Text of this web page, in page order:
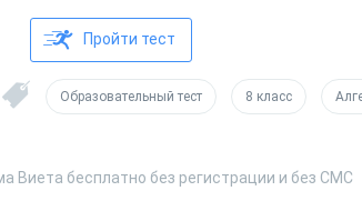
Пройти тест
Образовательный тест 8 класс
Виета бесплатно без регистрации и без СМС